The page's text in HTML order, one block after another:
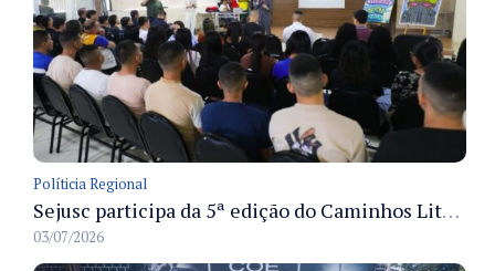
Políticia Regional
Sejusc participa da 5ª edição do Caminhos Literários com foco na cultura hip-hop nas unidades socioeducativas
03/07/2026